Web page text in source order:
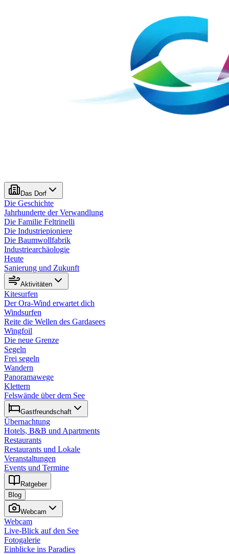
Das Dorf
Die Geschichte
Jahrhunderte der Verwandlung
Die Familie Feltrinelli
Die Industriepioniere
Die Baumwollfabrik
Industriearchäologie
Heute
Sanierung und Zukunft
Aktivitäten
Kitesurfen
Der Ora-Wind erwartet dich
Windsurfen
Reite die Wellen des Gardasees
Wingfoil
Die neue Grenze
Segeln
Frei segeln
Wandern
Panoramawege
Klettern
Felswände über dem See
Gastfreundschaft
Übernachtung
Hotels, B&B und Apartments
Restaurants
Restaurants und Lokale
Veranstaltungen
Events und Termine
Ratgeber
Blog
Webcam
Webcam
Live-Blick auf den See
Fotogalerie
Einblicke ins Paradies